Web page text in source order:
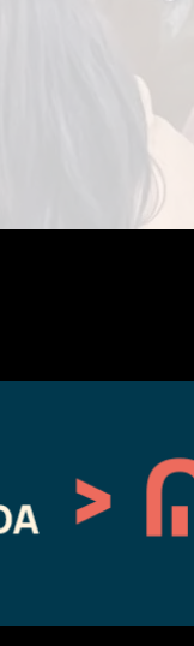
llevó adelante